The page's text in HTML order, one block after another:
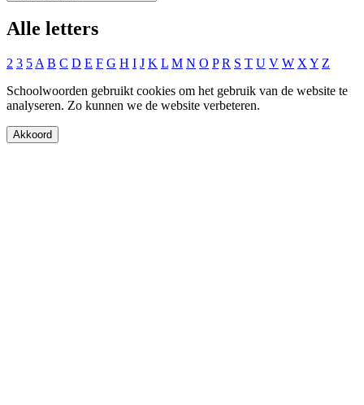
Alle letters
2 3 5 A B C D E F G H I J K L M N O P R S T U V W X Y Z
Schoolwoorden gebruikt cookies om het gebruik van de website te
analyseren. Zo kunnen we de website verbeteren.
Akkoord